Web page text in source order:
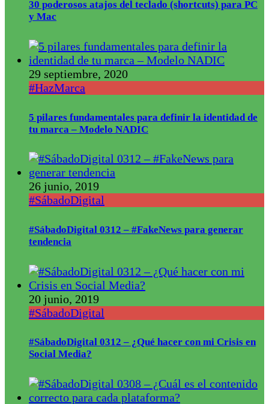
30 poderosos atajos del teclado (shortcuts) para PC
y Mac
29 septiembre, 2020
#HazMarca
5 pilares fundamentales para definir la identidad de
tu marca – Modelo NADIC
26 junio, 2019
#SábadoDigital
#SábadoDigital 0312 – #FakeNews para generar
tendencia
20 junio, 2019
#SábadoDigital
#SábadoDigital 0312 – ¿Qué hacer con mi Crisis en
Social Media?